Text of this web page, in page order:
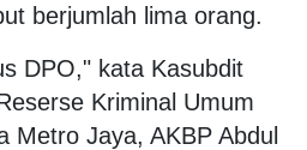
berjumlah lima orang.
DPO," kata Kasubdit
Kriminal Umum
Metro Jaya, AKBP Abdul